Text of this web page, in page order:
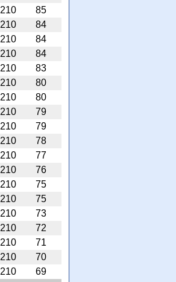
85
84
84
84
83
80
80
79
79
78
77
76
75
75
73
72
71
70
69